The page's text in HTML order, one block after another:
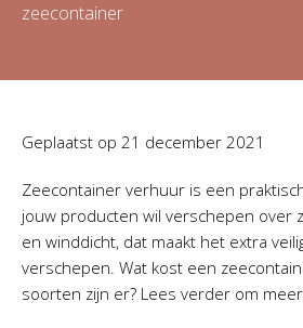
zeecontainer
Geplaatst op 21 december 2021
Zeecontainer verhuur is een
jouw producten wil verschepen over
en winddicht, dat maakt het extra
verschepen. Wat kost een
soorten zijn er? Lees verder om